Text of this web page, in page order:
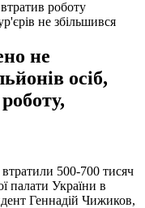
не збільшився
не
осіб,
500-700 тисяч
палати України в
Геннадій Чижиков,